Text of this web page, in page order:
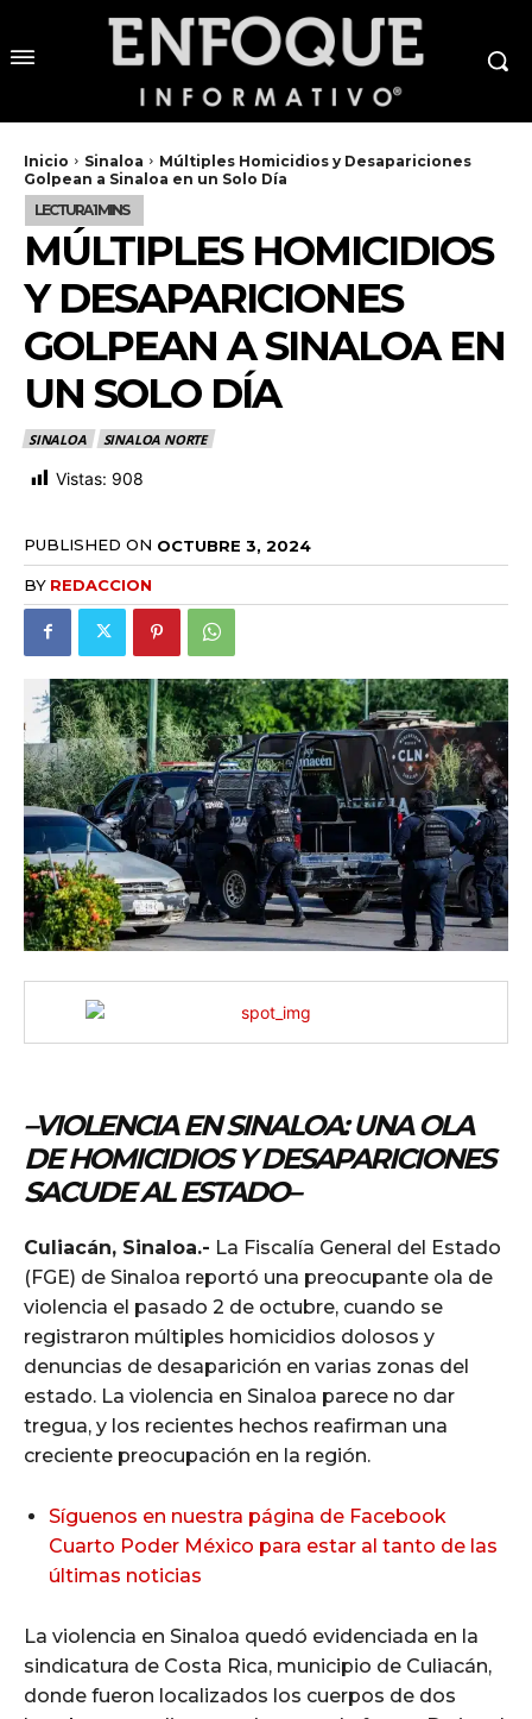
Inicio Sinaloa
Múltiples Homicidios y Desapariciones
Golpean a Sinaloa en un Solo Día
MÚLTIPLES HOMICIDIOS
Y DESAPARICIONES
GOLPEAN A SINALOA EN
UN SOLO DÍA
SINALOA SINALOA NORTE
Vistas: 908
PUBLISHED ON OCTUBRE 3, 2024
BY REDACCION
–VIOLENCIA EN SINALOA: UNA OLA
DE HOMICIDIOS Y DESAPARICIONES
SACUDE AL ESTADO–
Culiacán, Sinaloa.- La Fiscalía General del Estado
(FGE) de Sinaloa reportó una preocupante ola de
violencia el pasado 2 de octubre, cuando se
registraron múltiples homicidios dolosos y
denuncias de desaparición en varias zonas del
estado. La violencia en Sinaloa parece no dar
tregua, y los recientes hechos reafirman una
creciente preocupación en la región.
Síguenos en nuestra página de Facebook
Cuarto Poder México para estar al tanto de las
últimas noticias
La violencia en Sinaloa quedó evidenciada en la
sindicatura de Costa Rica, municipio de Culiacán,
donde fueron localizados los cuerpos de dos